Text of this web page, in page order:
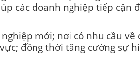
các doanh nghiệp tiếp cận
mới; nơi có nhu cầu về
đồng thời tăng cường sự